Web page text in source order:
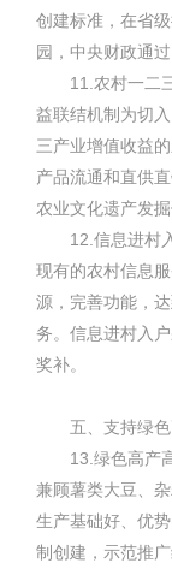
创建标准，在省
园，中央财政通
11.农村一二三
益联结机制为切
三产业增值收益
产品流通和直供
农业文化遗产发
12.信息进村入
现有的农村信息
源，完善功能，
务。信息进村入
奖补。
五、支持绿色
13.绿色高产高
兼顾薯类大豆、
生产基础好、优
制创建，示范推